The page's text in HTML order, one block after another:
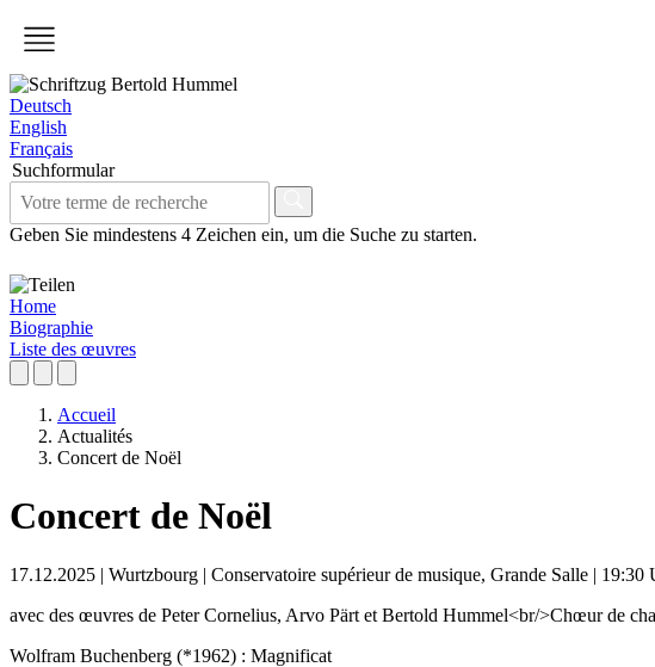
Deutsch
English
Français
Suchformular
Geben Sie mindestens 4 Zeichen ein, um die Suche zu starten.
Home
Biographie
Liste des œuvres
Accueil
Actualités
Concert de Noël
Concert de Noël
17.12.2025 | Wurtzbourg | Conservatoire supérieur de musique, Grande Salle | 19:30
avec des œuvres de Peter Cornelius, Arvo Pärt et Bertold Hummel<br/>Chœur de
Wolfram Buchenberg (*1962) : Magnificat